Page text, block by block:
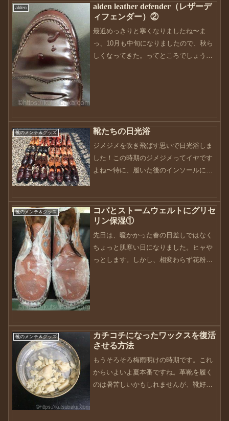
alden
alden leather defender（レザーデ
ィフェンダー）②
最近めっきりと寒くなりましたね〜ま
っ、10月も中旬になりましたので、秋ら
しくなってきた。ってところでしょう
靴のメンテ＆グッズ 靴たちの日光浴
ジメジメを吹き飛ばす思いで日光浴しま
した！この時期のジメジメってイヤです
よね〜特に、履いた後のインソールに残
でしょうか・・・（汗）私は靴の保管は
下駄箱ではなく、部屋に置...
靴のメンテ＆グッズ
コバとストームウェルトにグリセ
リン保湿①
先日は、暖かかった春の日差しではなく
ちょっと肌寒い日になりました。ヒャや
っとします。しかし、相変わらず花粉症
靴のメンテ＆グッズ
カチコチになったワックスを復活
させる方法
もうそろそろ梅雨明けの時期です。これ
からいよいよ夏本番ですね。革靴を履く
のは暑苦しいかもしれませんが、靴好き